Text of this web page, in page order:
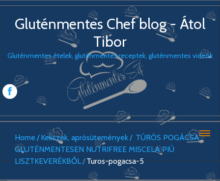
Gluténmentes Chef blog - Átol
Tibor
Gluténmentes ételek, gluténmentes receptek, gluténmentes videók
Home Kekszek, aprósütemények
TÚRÓS POGÁCSA
GLUTÉNMENTESEN NUTRIFREE MISCELA PIÚ
LISZTKEVERÉKBŐL Turos-pogacsa-5